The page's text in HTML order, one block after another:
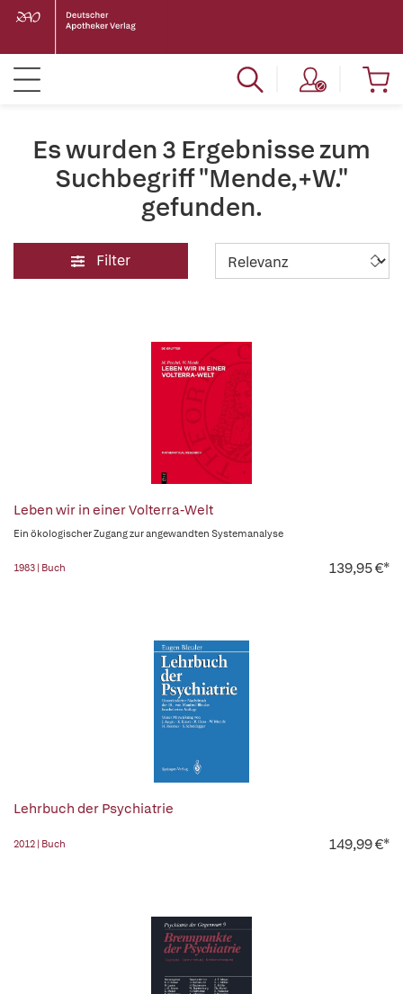
Es wurden 3 Ergebnisse zum
Suchbegriff "Mende,+W."
gefunden.
Filter
Leben wir in einer Volterra-Welt
Ein ökologischer Zugang zur angewandten Systemanalyse
1983 | Buch 139,95 €*
Lehrbuch der Psychiatrie
2012 | Buch 149,99 €*